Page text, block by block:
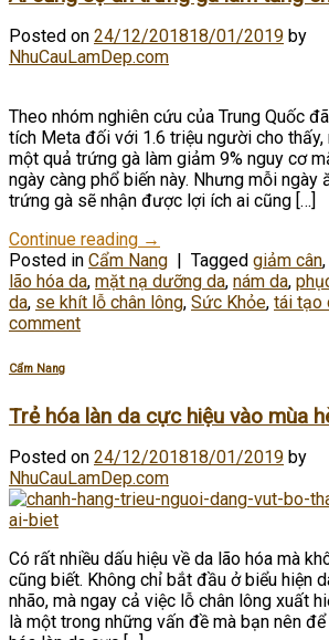
Posted on 24/12/201818/01/2019 by
NhuCauLamDep.com
Theo nhóm nghiên cứu của Trung Quốc
tích Meta đối với 1.6 triệu người cho thấy,
một quả trứng gà làm giảm 9% nguy cơ
ngày càng phổ biến này. Nhưng mỗi ngày
trứng gà sẽ nhận được lợi ích ai cũng […]
Continue reading →
Posted in Cẩm Nang | Tagged giảm cân,
lão hóa da, mặt nạ dưỡng da, nám da,
da, se khít lỗ chân lông, Sức Khỏe, tái tạo
comment
Cẩm Nang
Trẻ hóa làn da cực hiệu vào mùa
Posted on 24/12/201818/01/2019 by
NhuCauLamDep.com
Có rất nhiều dấu hiệu về da lão hóa mà
cũng biết. Không chỉ bắt đầu ở biểu hiện
nhão, mà ngay cả việc lỗ chân lông xuất
là một trong những vấn đề mà bạn nên để